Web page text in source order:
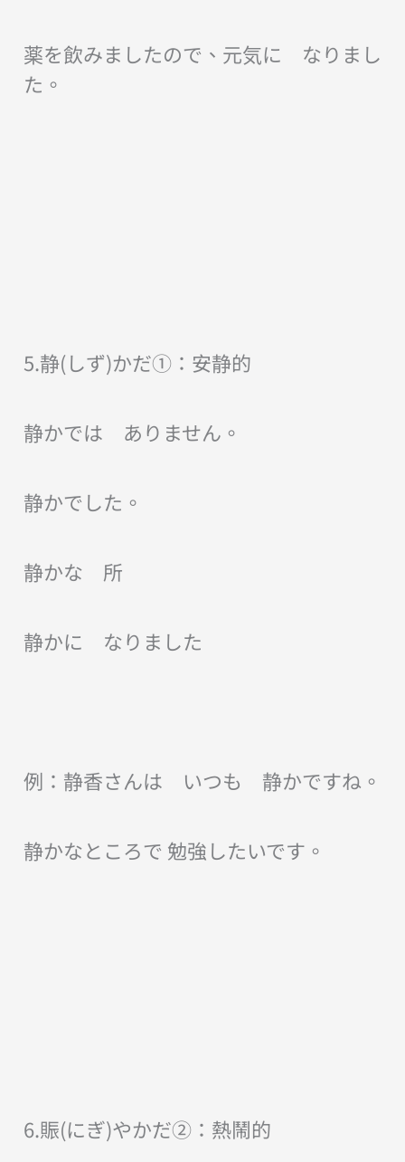
薬を飲みましたので、元気に なりまし
た。
5.静(しず)かだ①：安静的
静かでは ありません。
静かでした。
静かな 所
静かに なりました
例：静香さんは いつも 静かですね。
静かなところで 勉強したいです。
6.賑(にぎ)やかだ②：熱鬧的